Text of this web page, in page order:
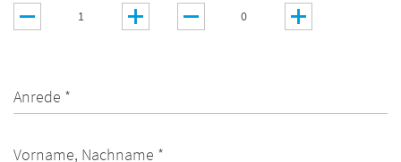
Anrede *
Vorname, Nachname *